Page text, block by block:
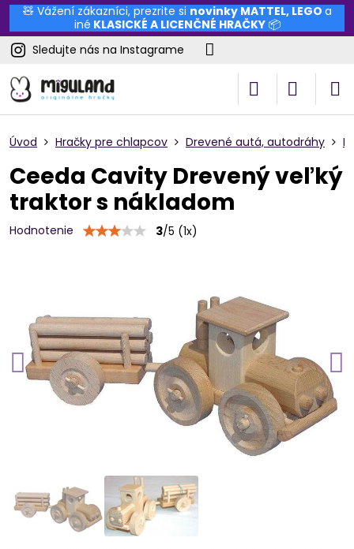
🧸 Vážení zákazníci, prezrite si novinky MATTEL, LEGO a
iné KLASICKÉ A LICENČNÉ HRAČKY📦
Sledujte nás na Instagrame
Úvod Hračky pre chlapcov Drevené autá, autodráhy
Ceeda Cavity Drevený veľký
traktor s nákladom
Hodnotenie 3/5 (1x)